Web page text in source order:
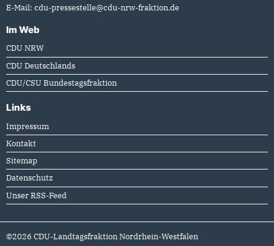
E-Mail: cdu-pressestelle@cdu-nrw-fraktion.de
Im Web
CDU NRW
CDU Deutschlands
CDU/CSU Bundestagsfraktion
Links
Impressum
Kontakt
Sitemap
Datenschutz
Unser RSS-Feed
©2026 CDU-Landtagsfraktion Nordrhein-Westfalen